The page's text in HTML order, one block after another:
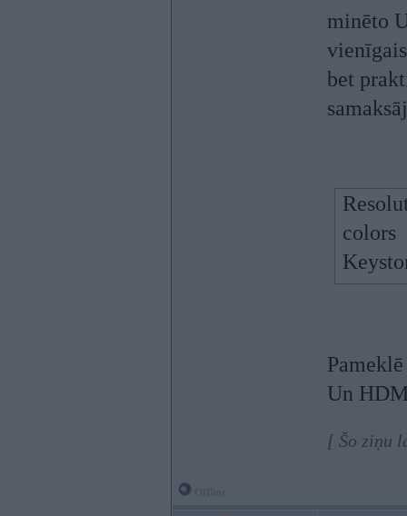
minēto
bet
colors
Un
[ Šo ziņu